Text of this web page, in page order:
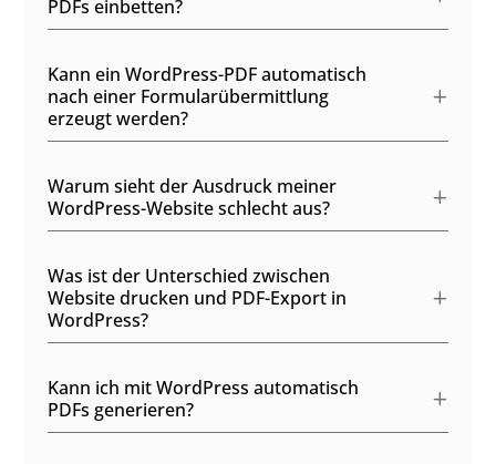
PDFs einbetten?
Kann ein WordPress-PDF automatisch
nach einer Formularübermittlung
erzeugt werden?
Warum sieht der Ausdruck meiner
WordPress-Website schlecht aus?
Was ist der Unterschied zwischen
Website drucken und PDF-Export in
WordPress?
Kann ich mit WordPress automatisch
PDFs generieren?